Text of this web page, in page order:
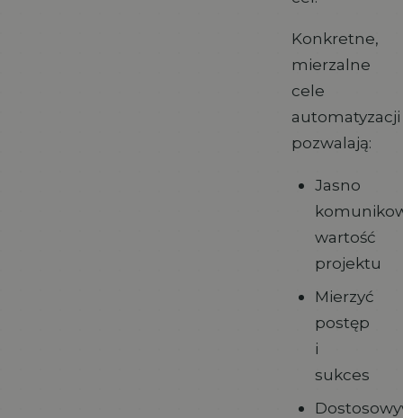
Konkretne,
mierzalne
cele
automatyzacji
pozwalają:
Jasno
wartość
projektu
Mierzyć
postęp
i
sukces